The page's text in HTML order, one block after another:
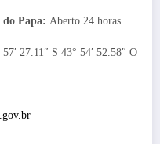
Papa: Aberto 24 horas
57′ 27.11″ S 43° 54′ 52.58″ O